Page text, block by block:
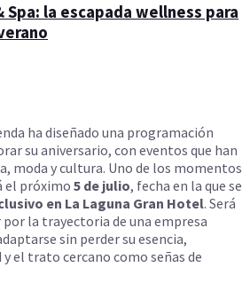
Spa: la escapada wellness para
ha diseñado una programación
su aniversario, con eventos que han
moda y cultura. Uno de los momentos
el próximo 5 de julio, fecha en la que se
en La Laguna Gran Hotel. Será
la trayectoria de una empresa
sin perder su esencia,
el trato cercano como señas de